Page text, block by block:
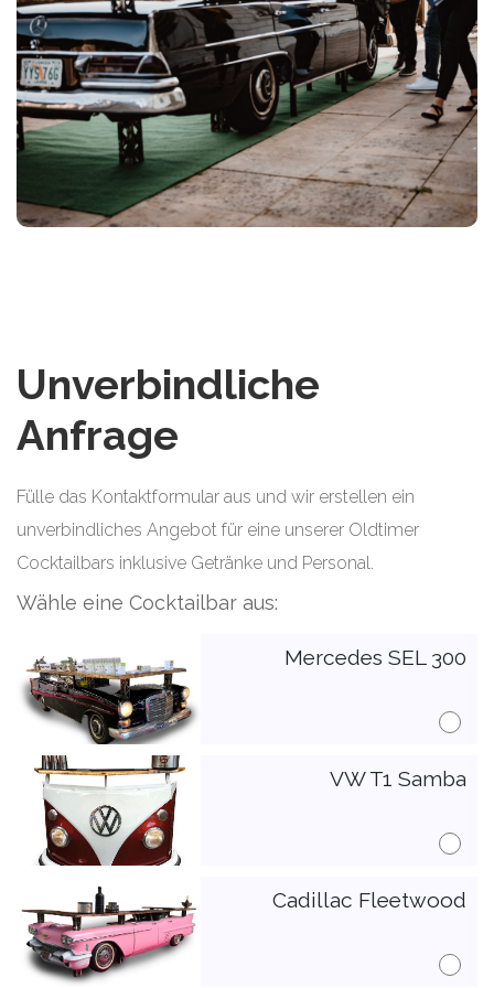
Unverbindliche
Anfrage
Fülle das Kontaktformular aus und wir erstellen ein
unverbindliches Angebot für eine unserer Oldtimer
Cocktailbars inklusive Getränke und Personal.
Wähle eine Cocktailbar aus:
Mercedes SEL 300
VW T1 Samba
Cadillac Fleetwood